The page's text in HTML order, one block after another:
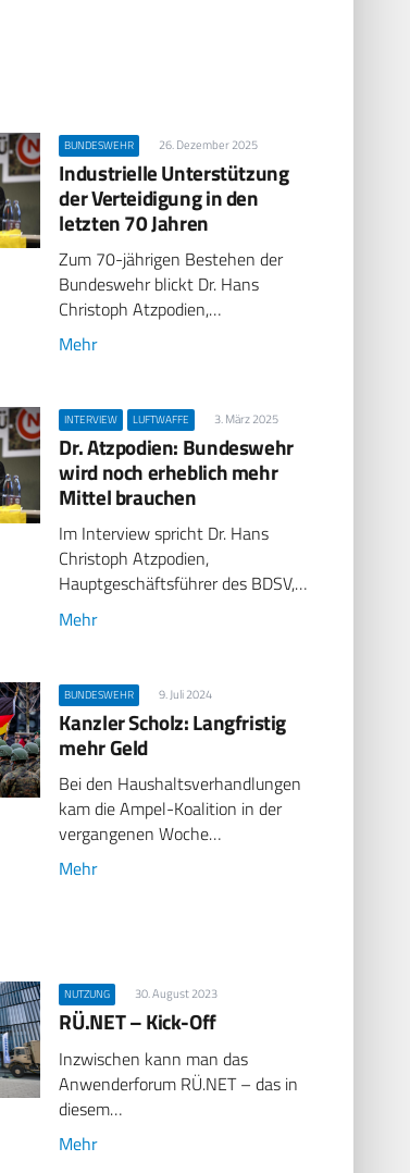
BUNDESWEHR 26. Dezember 2025
Industrielle Unterstützung
der Verteidigung in den
letzten 70 Jahren
Zum 70-jährigen Bestehen der
Bundeswehr blickt Dr. Hans
Christoph Atzpodien,…
Mehr
INTERVIEW LUFTWAFFE 3. März 2025
Dr. Atzpodien: Bundeswehr
wird noch erheblich mehr
Mittel brauchen
Im Interview spricht Dr. Hans
Christoph Atzpodien,
Hauptgeschäftsführer des BDSV,…
Mehr
BUNDESWEHR 9. Juli 2024
Kanzler Scholz: Langfristig
mehr Geld
Bei den Haushaltsverhandlungen
kam die Ampel-Koalition in der
vergangenen Woche…
Mehr
NUTZUNG 30. August 2023
RÜ.NET – Kick-Off
Inzwischen kann man das
Anwenderforum RÜ.NET – das in
diesem…
Mehr